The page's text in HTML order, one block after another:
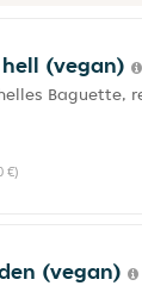
(vegan)
Baguette,
€)
(vegan)